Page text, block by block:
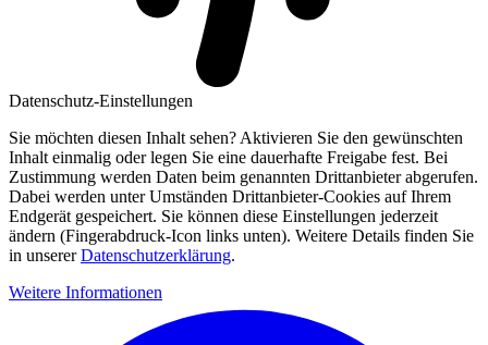
Datenschutz-Einstellungen
Sie möchten diesen Inhalt sehen? Aktivieren Sie den gewünschten
Inhalt einmalig oder legen Sie eine dauerhafte Freigabe fest. Bei
Zustimmung werden Daten beim genannten Drittanbieter abgerufen.
Dabei werden unter Umständen Drittanbieter-Cookies auf Ihrem
Endgerät gespeichert. Sie können diese Einstellungen jederzeit
ändern (Fingerabdruck-Icon links unten). Weitere Details finden Sie
in unsererDatenschutzerklärung.
Weitere Informationen